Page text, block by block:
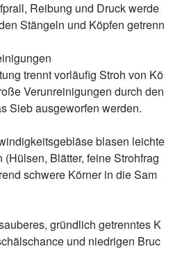
Reibung und Druck werde
Stängeln und Köpfen getrenn
trennt vorläufig Stroh von Kö
Verunreinigungen durch den
Sieb ausgeworfen werden.
blasen leichte
Blätter, feine Strohfrag
schwere Körner in die Sam
gründlich getrenntes K
und niedrigen Bruc